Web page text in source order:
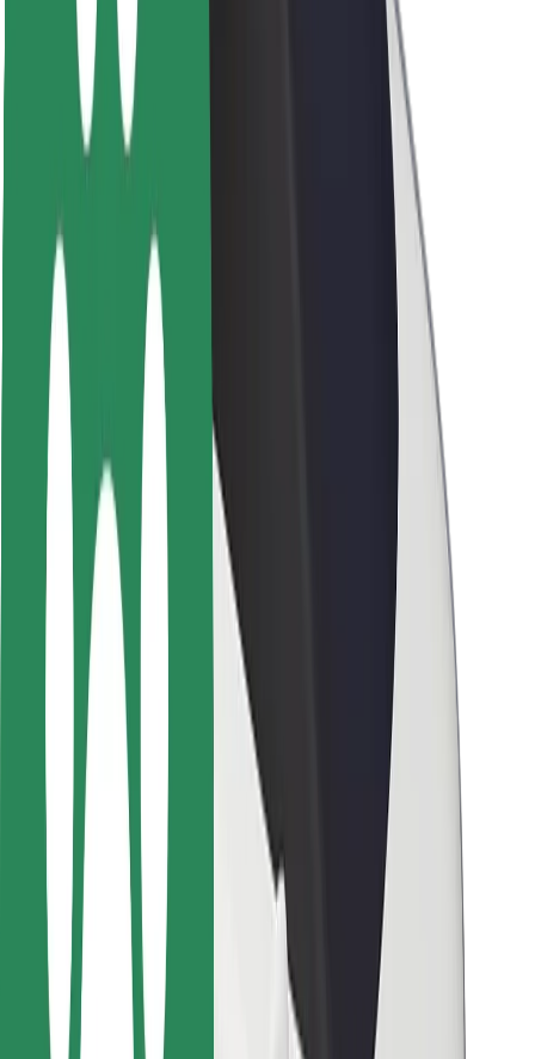
ბრენდი
მედია
ურბანული ფონდი
უსაფრთხოება
მძღოლების უსაფრთხოება
სკუტერის უსაფრთხოება
უსაფრთხოება
ქალაქები
ლოკაციები
ქალაქი უკეთესობისკენ
აეროპორტები
Bolt-ის დასატენი სადგური
მხარდაჭერა
მგზავრებისთვის
მძღოლებისთვის
კურიერებისთვის
Bolt Food
ავტოპარკის მფლობელებისთვის
რესტორნებისთვის
Bolt for Business
სხვა
მომწოდებლები
წესები და პირობები